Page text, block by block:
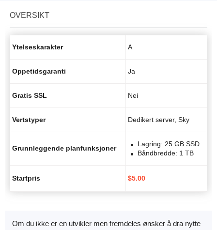
OVERSIKT
Ytelseskarakter A
Oppetidsgaranti Ja
Gratis SSL Nei
Vertstyper Dedikert server, Sky
Grunnleggende planfunksjoner
Lagring: 25 GB SSD
Båndbredde: 1 TB
Startpris $5.00
Om du ikke er en utvikler men fremdeles ønsker å dra nytte